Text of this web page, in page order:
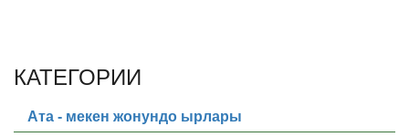
КАТЕГОРИИ
Ата - мекен жонундо ырлары